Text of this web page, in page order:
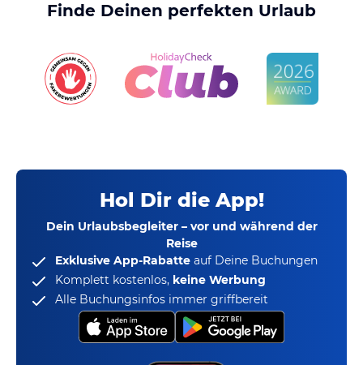
Finde Deinen perfekten Urlaub
Hol Dir die App!
Dein Urlaubsbegleiter – vor und während der
Reise
Exklusive App-Rabatte auf Deine Buchungen
Komplett kostenlos, keine Werbung
Alle Buchungsinfos immer griffbereit